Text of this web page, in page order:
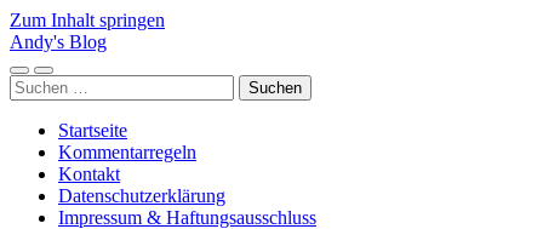
Zum Inhalt springen
Andy's Blog
Mobile-
Menü
Suchfeld
ein-/ausblenden
Suchen
nach:
Startseite
Kommentarregeln
Kontakt
Datenschutzerklärung
Impressum & Haftungsausschluss